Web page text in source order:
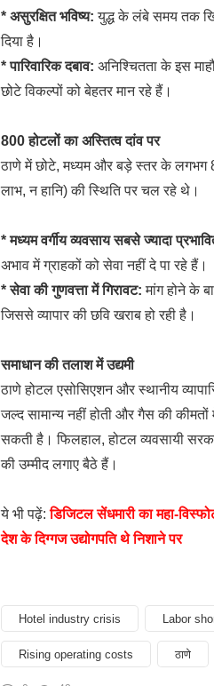
* असुरक्षित भविष्य: युद्ध के लंबे समय तक
दिया है।
* पारिवारिक दबाव: अनिश्चितता के इस
छोटे विकल्पों को बेहतर मान रहे हैं।
800 होटलों का अस्तित्व दांव पर
ठाणे में छोटे, मध्यम और बड़े स्तर के लगभग
लाभ, न हानि) की स्थिति पर चल रहे थे।
* मध्यम वर्गीय व्यवसाय सबसे ज्यादा
अभाव में ग्राहकों को सेवा नहीं दे पा रहे हैं।
* सेवा की गुणवत्ता में गिरावट: मांग होने के
जिससे व्यापार की छवि खराब हो रही है।
समाधान की तलाश में उद्यमी
ठाणे होटल एसोसिएशन और स्थानीय
जल्द सामान्य नहीं होती और गैस की
सकती है। फिलहाल, होटल व्यवसायी
की उम्मीद लगाए बैठे हैं।
ये भी पढ़ें:डिजिटल सेंधमारी का महा-
देश के दिग्गज उद्योगपति थे निशाने पर
Hotel industry crisis Labor
Rising operating costs ठाणे